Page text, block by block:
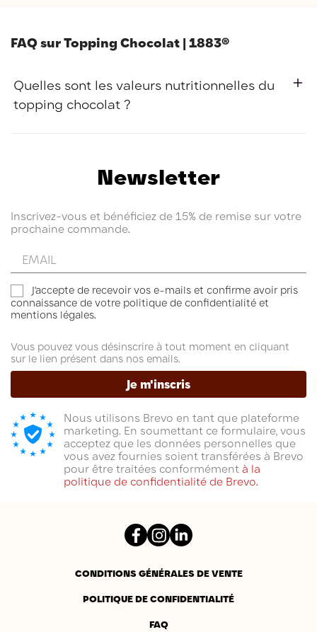
FAQ sur Topping Chocolat | 1883®
Quelles sont les valeurs nutritionnelles du
topping chocolat ?
1494 kJ soit 352
Matières grasses
1.2 g
Dont acides gras saturés
Dont sucres
Protéines
1,8 g
Sel
0,13 g
Newsletter
Inscrivez-vous et bénéficiez de 15% de remise sur votre
prochaine commande.
Entrez
votre
email
J'accepte de recevoir vos e-mails et confirme avoir pris
connaissance de votre politique de confidentialité et
mentions légales.
Vous pouvez vous désinscrire à tout moment en cliquant
sur le lien présent dans nos emails.
Je m'inscris
Nous utilisons Brevo en tant que plateforme
marketing. En soumettant ce formulaire, vous
acceptez que les données personnelles que
vous avez fournies soient transférées à Brevo
pour être traitées conformément à la
politique de confidentialité de Brevo.
CONDITIONS GÉNÉRALES DE VENTE
POLITIQUE DE CONFIDENTIALITÉ
FAQ
Facebook
Instagram
LinkedIn